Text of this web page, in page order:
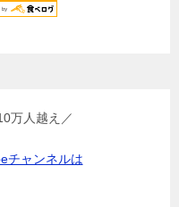
万人越え／
チャンネルは